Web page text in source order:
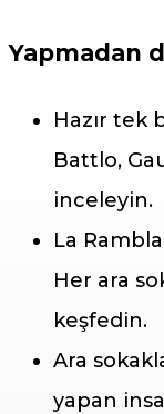
Yapmadan
Hazır tek
Battlo,
inceleyin.
La
Her ara
keşfedin.
Ara
yapan